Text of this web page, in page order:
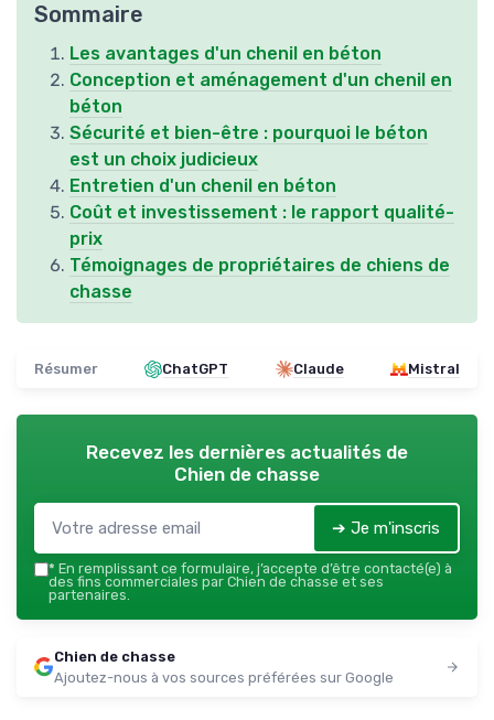
Sommaire
Les avantages d'un chenil en béton
Conception et aménagement d'un chenil en
béton
Sécurité et bien-être : pourquoi le béton
est un choix judicieux
Entretien d'un chenil en béton
Coût et investissement : le rapport qualité-
prix
Témoignages de propriétaires de chiens de
chasse
Résumer ChatGPT Claude Mistral
Recevez les dernières actualités de
Chien de chasse
➔ Je m'inscris
* En remplissant ce formulaire, j’accepte d’être contacté(e) à
des fins commerciales par Chien de chasse et ses
partenaires.
Chien de chasse
Ajoutez-nous à vos sources préférées sur Google